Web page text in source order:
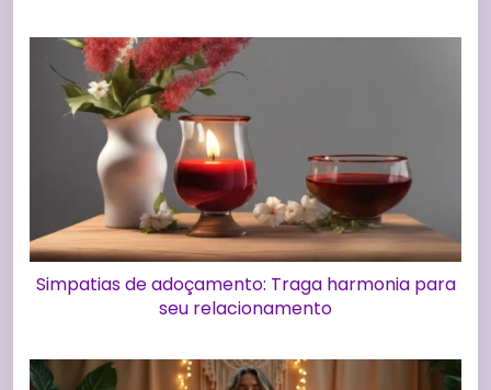
Simpatias de adoçamento: Traga harmonia para
seu relacionamento